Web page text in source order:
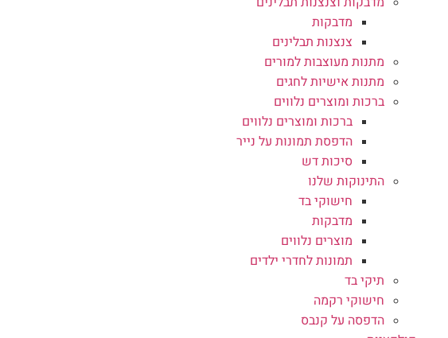
מדבקות
צנצנות תבלינים
מתנות מעוצבות למורים
מתנות אישיות לחגים
ברכות ומוצרים נלווים
ברכות ומוצרים נלווים
הדפסת תמונות על נייר
סיכות דש
התינוקות שלנו
חישוקי בד
מדבקות
מוצרים נלווים
תמונות לחדרי ילדים
תיקי בד
חישוקי רקמה
הדפסה על קנבס